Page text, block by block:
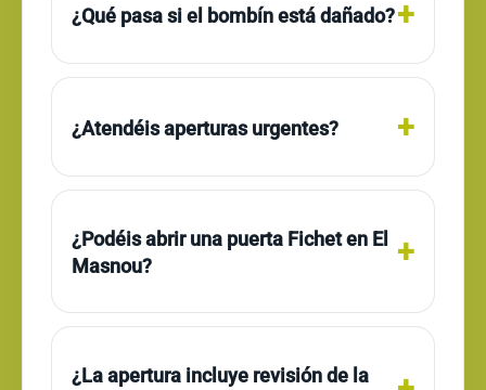
¿Qué pasa si el bombín está dañado?
¿Atendéis aperturas urgentes?
¿Podéis abrir una puerta Fichet en El
Masnou?
¿La apertura incluye revisión de la